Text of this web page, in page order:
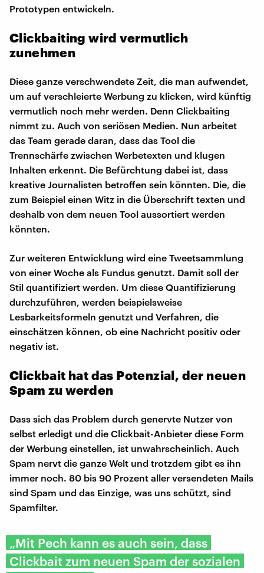
Prototypen entwickeln.
Clickbaiting wird vermutlich
zunehmen
Diese ganze verschwendete Zeit, die man aufwendet,
um auf verschleierte Werbung zu klicken, wird künftig
vermutlich noch mehr werden. Denn Clickbaiting
nimmt zu. Auch von seriösen Medien. Nun arbeitet
das Team gerade daran, dass das Tool die
Trennschärfe zwischen Werbetexten und klugen
Inhalten erkennt. Die Befürchtung dabei ist, dass
kreative Journalisten betroffen sein könnten. Die, die
zum Beispiel einen Witz in die Überschrift texten und
deshalb von dem neuen Tool aussortiert werden
könnten.
Zur weiteren Entwicklung wird eine Tweetsammlung
von einer Woche als Fundus genutzt. Damit soll der
Stil quantifiziert werden. Um diese Quantifizierung
durchzuführen, werden beispielsweise
Lesbarkeitsformeln genutzt und Verfahren, die
einschätzen können, ob eine Nachricht positiv oder
negativ ist.
Clickbait hat das Potenzial, der neuen
Spam zu werden
Dass sich das Problem durch genervte Nutzer von
selbst erledigt und die Clickbait-Anbieter diese Form
der Werbung einstellen, ist unwahrscheinlich. Auch
Spam nervt die ganze Welt und trotzdem gibt es ihn
immer noch. 80 bis 90 Prozent aller versendeten Mails
sind Spam und das Einzige, was uns schützt, sind
Spamfilter.
„Mit Pech kann es auch sein, dass
Clickbait zum neuen Spam der sozialen